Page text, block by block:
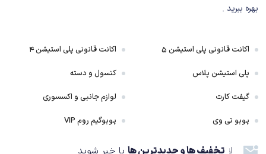
بهره ببرید .
اکانت قانونی پلی استیشن ۵
پلی استیشن پلاس
گیفت کارت
پوبو تی وی
اکانت قانونی پلی استیشن ۴
کنسول و دسته
لوازم جانبی و اکسسوری
پوبوگیم روم VIP
از تخفیف ها و جدیدترین ها با خبر شوید